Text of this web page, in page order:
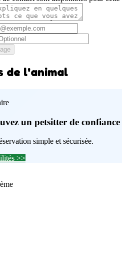
de l'animal
un petsitter de confiance
simple et sécurisée.
>>